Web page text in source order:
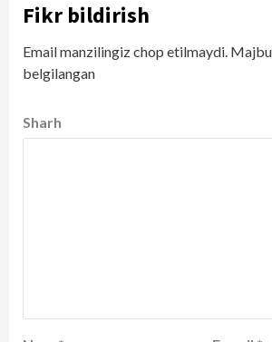
Fikr bildirish
Email manzilingiz chop etilmaydi.
belgilangan
Sharh